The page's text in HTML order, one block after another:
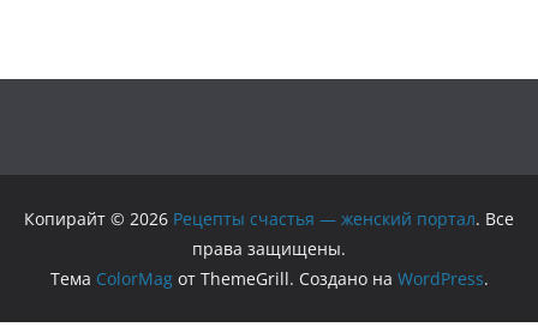
Копирайт © 2026 Рецепты счастья — женский портал. Все
права защищены.
Тема ColorMagот ThemeGrill. Создано на WordPress.